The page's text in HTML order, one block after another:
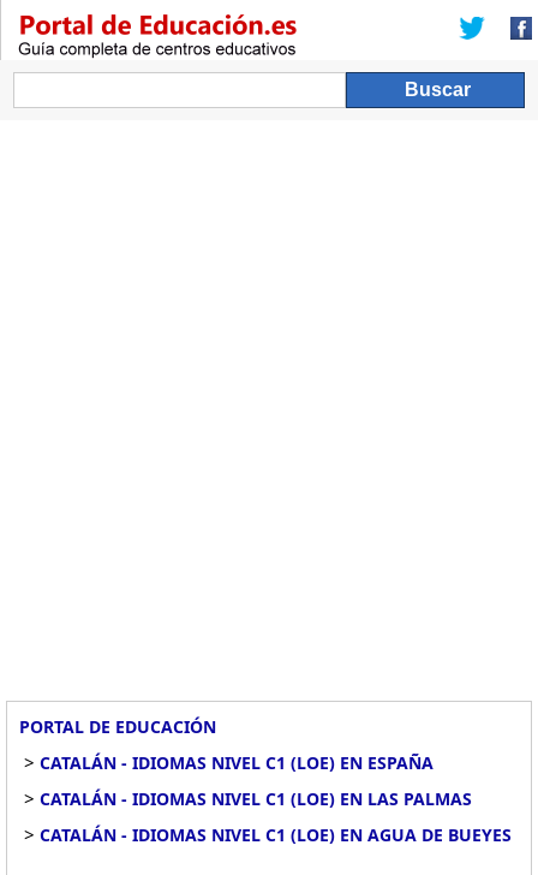
PORTAL DE EDUCACIÓN
> CATALÁN - IDIOMAS NIVEL C1 (LOE) EN ESPAÑA
> CATALÁN - IDIOMAS NIVEL C1 (LOE) EN LAS PALMAS
> CATALÁN - IDIOMAS NIVEL C1 (LOE) EN AGUA DE BUEYES